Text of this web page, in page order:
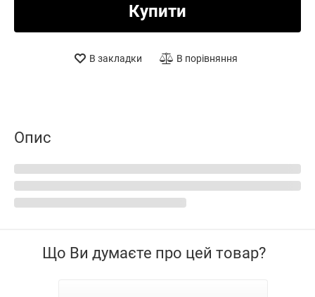
Купити
В закладки В порівняння
Опис
Що Ви думаєте про цей товар?